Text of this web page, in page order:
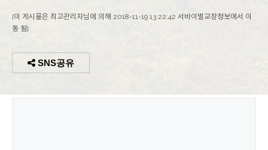
[이 게시물은 최고관리자님에 의해 2018-11-19 13:22:42 서바이벌교장정보에서 이
동 됨]
SNS공유